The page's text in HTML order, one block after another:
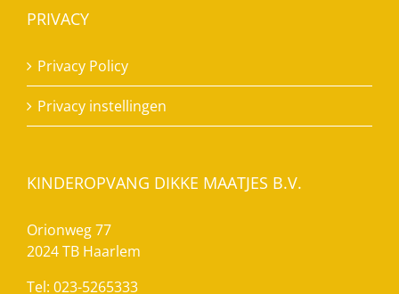
PRIVACY
Privacy Policy
Privacy instellingen
KINDEROPVANG DIKKE MAATJES B.V.
Orionweg 77
2024 TB Haarlem
Tel: 023-5265333